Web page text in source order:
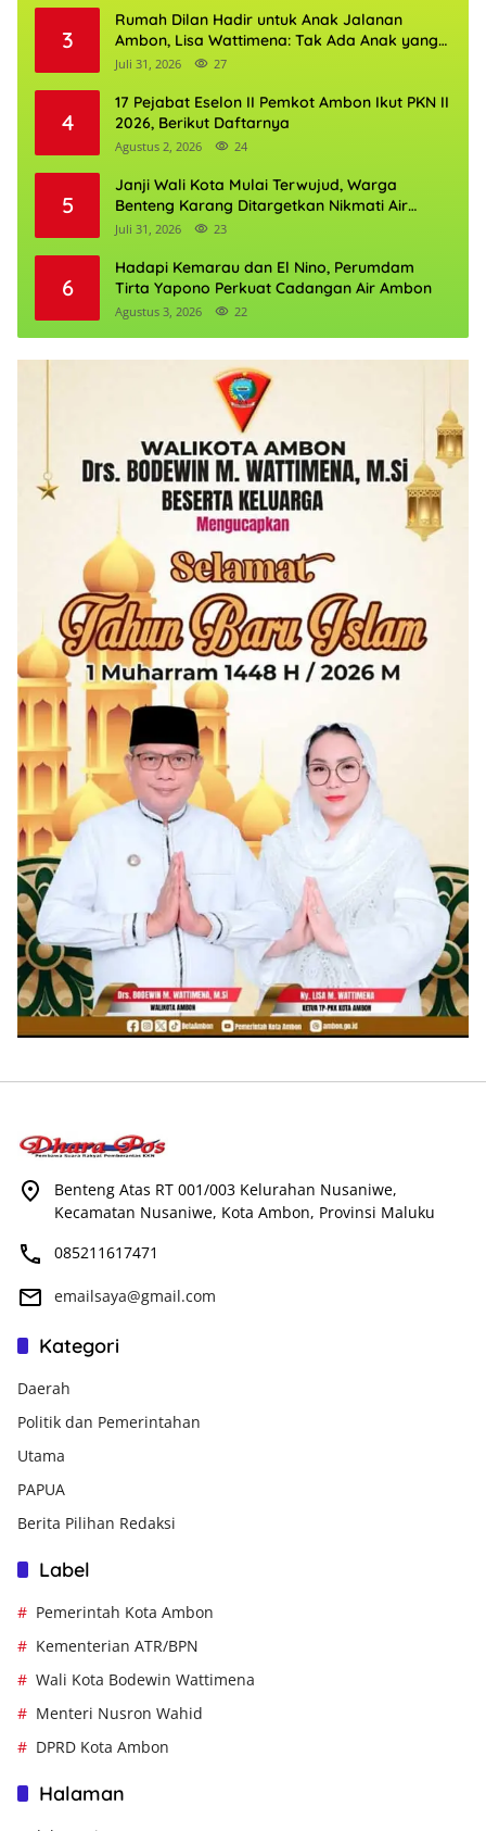
3
Rumah Dilan Hadir untuk Anak Jalanan
Ambon, Lisa Wattimena: Tak Ada Anak yang
Boleh Kehilangan Masa Depannya
Juli 31, 2026 27
4
17 Pejabat Eselon II Pemkot Ambon Ikut PKN II
2026, Berikut Daftarnya
Agustus 2, 2026 24
5
Janji Wali Kota Mulai Terwujud, Warga
Benteng Karang Ditargetkan Nikmati Air
Bersih Pekan Kedua Agustus
Juli 31, 2026 23
6
Hadapi Kemarau dan El Nino, Perumdam
Tirta Yapono Perkuat Cadangan Air Ambon
Agustus 3, 2026 22
Benteng Atas RT 001/003 Kelurahan Nusaniwe,
Kecamatan Nusaniwe, Kota Ambon, Provinsi Maluku
085211617471
emailsaya@gmail.com
Kategori
Daerah
Politik dan Pemerintahan
Utama
PAPUA
Berita Pilihan Redaksi
Label
Pemerintah Kota Ambon
Kementerian ATR/BPN
Wali Kota Bodewin Wattimena
Menteri Nusron Wahid
DPRD Kota Ambon
Halaman